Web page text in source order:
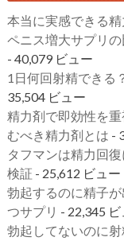
本当に実感できる
ペニス増大サプリ
- 40,079 ビュー
1日何回射精できる
35,504 ビュー
精力剤で即効性を
むべき精力剤とは -
タフマンは精力回
検証 - 25,612 ビュー
勃起するのに精子
つサプリ - 22,345
勃起してないのに